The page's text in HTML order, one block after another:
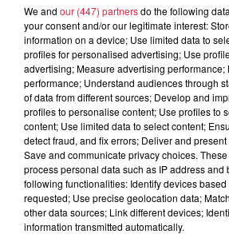
VOLGELSHEIM
Organisateur
Garoby Elisabeth
0687397641
Tarif Gratuit
We and our (447) partnersdo the following
your consent and/or our legitimate interest:
information on a device; Use limited data to
profiles for personalised advertising; Use
advertising; Measure advertising performance;
performance; Understand audiences through
of data from different sources; Develop and
profiles to personalise content; Use profiles to
content; Use limited data to select content;
detect fraud, and fix errors; Deliver and
Save and communicate privacy choices.
process personal data such as IP address and
following functionalities: Identify devices
requested; Use precise geolocation data;
other data sources; Link different devices;
information transmitted automatically.